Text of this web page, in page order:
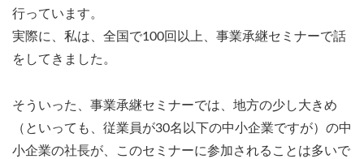
行っています。
実際に、私は、全国で100回以上、事業承継セミナーで話
をしてきました。
そういった、事業承継セミナーでは、地方の少し大きめ
（といっても、従業員が30名以下の中小企業ですが）の中
小企業の社長が、このセミナーに参加されることは多いで